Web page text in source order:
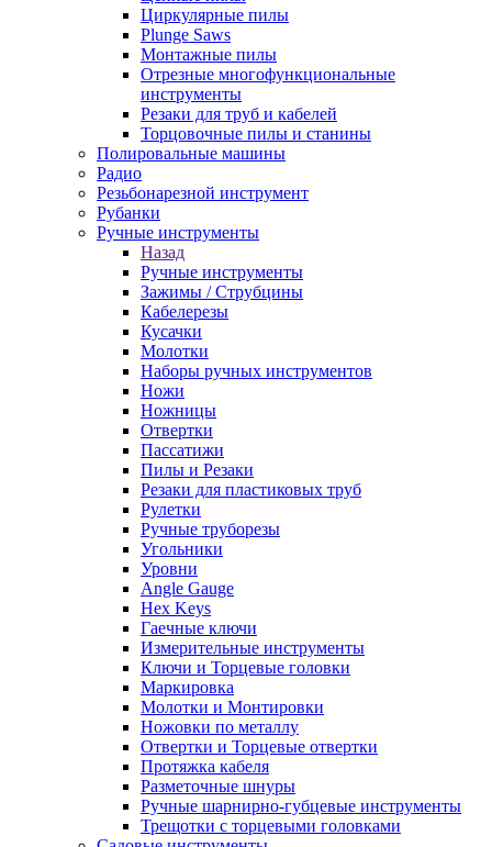
Циркулярные пилы
Plunge Saws
Монтажные пилы
Отрезные многофункциональные
инструменты
Резаки для труб и кабелей
Торцовочные пилы и станины
Полировальные машины
Радио
Резьбонарезной инструмент
Рубанки
Ручные инструменты
Назад
Ручные инструменты
Зажимы / Струбцины
Кабелерезы
Кусачки
Молотки
Наборы ручных инструментов
Ножи
Ножницы
Отвертки
Пассатижи
Пилы и Резаки
Резаки для пластиковых труб
Рулетки
Ручные труборезы
Угольники
Уровни
Angle Gauge
Hex Keys
Гаечные ключи
Измерительные инструменты
Ключи и Торцевые головки
Маркировка
Молотки и Монтировки
Ножовки по металлу
Отвертки и Торцевые отвертки
Протяжка кабеля
Разметочные шнуры
Ручные шарнирно-губцевые инструменты
Трещотки с торцевыми головками